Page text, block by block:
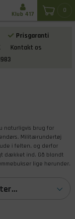
Prisgaranti
Kontakt os
0
Klub 417
naturligvis brug for
Militærundertøj
i felten, og derfor
dækket ind. Gå blandt
lige herunder.